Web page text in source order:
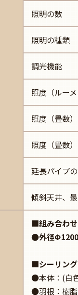
照明の数
照明の種類
調光機能
照度（ルーメ
照度（畳数
照度（畳数
延長パイプ
傾斜天井、
■組み合わ
●外径
■シーリン
●本体：(白
●羽根：樹